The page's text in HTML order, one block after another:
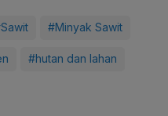
#Minyak Sawit
#hutan dan lahan